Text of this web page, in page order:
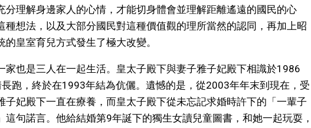
分理解身邊家人的心情，才能切身體會並理解距離遙遠的國民的心
種想法，以及大部分國民對這種價值觀的理所當然的認同，再加上昭
皇室育兒方式發生了極大改變。
家也是三人在一起生活。皇太子殿下與妻子雅子妃殿下相識於1986
跑，終於在1993年結為伉儷。遺憾的是，從2003年年末到現在，受
子妃殿下一直在療養，而皇太子殿下從未忘記求婚時許下的「一輩子
這句諾言。他給結婚第9年誕下的獨生女讀兒童圖書，和她一起玩耍，